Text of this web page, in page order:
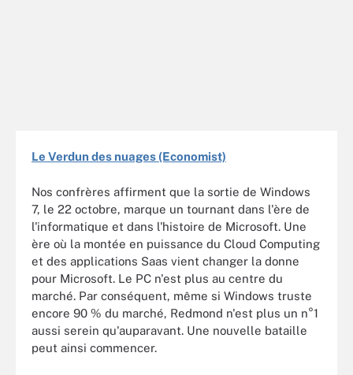
Le Verdun des nuages (Economist)
Nos confrères affirment que la sortie de Windows
7, le 22 octobre, marque un tournant dans l'ère de
l'informatique et dans l'histoire de Microsoft. Une
ère où la montée en puissance du Cloud Computing
et des applications Saas vient changer la donne
pour Microsoft. Le PC n'est plus au centre du
marché. Par conséquent, même si Windows truste
encore 90 % du marché, Redmond n'est plus un n°1
aussi serein qu'auparavant. Une nouvelle bataille
peut ainsi commencer.